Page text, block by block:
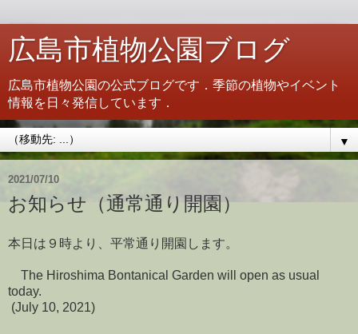
広島市植物公園ブログ
広島市植物公園の公式ブログです．季節の植物やイベント
情報を日々発信しています．
▼
2021/07/10
お知らせ（通常通り開園）
本日は９時より、平常通り開園します。
The Hiroshima Bontanical Garden will open as usual
today.
(July 10, 2021)